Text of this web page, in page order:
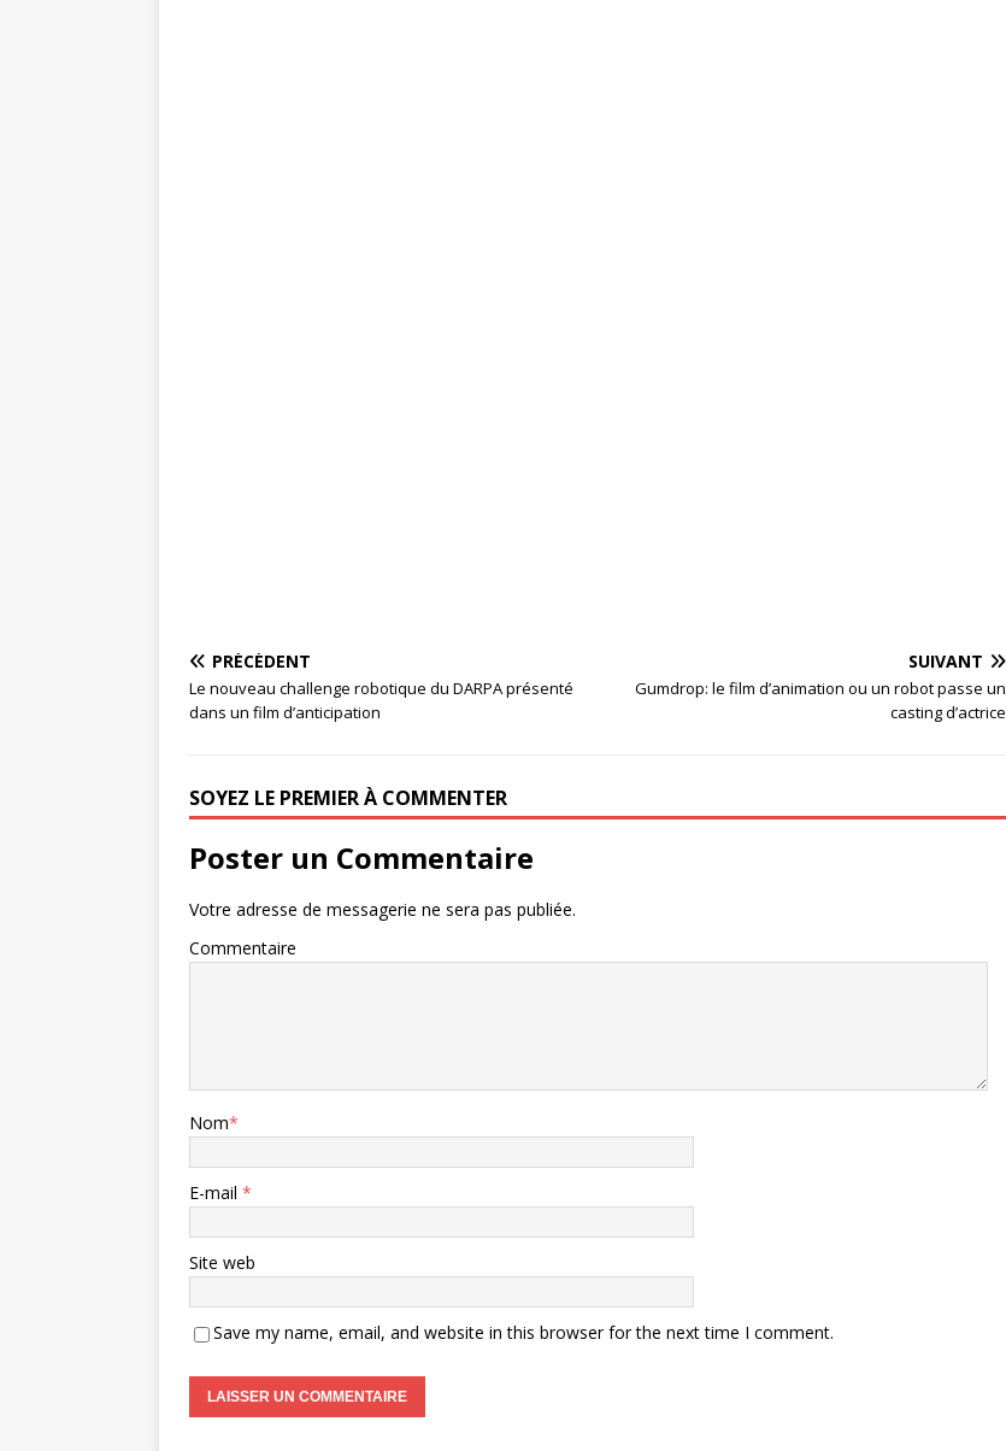
PRÉCÉDENT
Le nouveau challenge robotique du DARPA présenté
dans un film d’anticipation
SUIVANT
Gumdrop: le film d’animation ou un robot passe un
casting d’actrice
SOYEZ LE PREMIER À COMMENTER
Poster un Commentaire
Votre adresse de messagerie ne sera pas publiée.
Commentaire
Nom*
E-mail *
Site web
Save my name, email, and website in this browser for the next time I comment.